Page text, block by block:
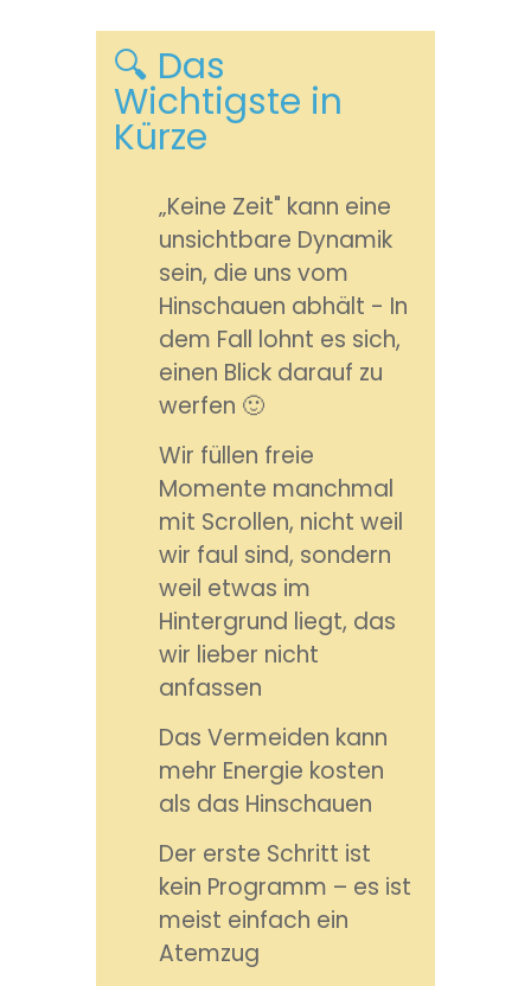
🔍 Das
Wichtigste in
Kürze
„Keine Zeit" kann eine
unsichtbare Dynamik
sein, die uns vom
Hinschauen abhält - In
dem Fall lohnt es sich,
einen Blick darauf zu
werfen 🙂
Wir füllen freie
Momente manchmal
mit Scrollen, nicht weil
wir faul sind, sondern
weil etwas im
Hintergrund liegt, das
wir lieber nicht
anfassen
Das Vermeiden kann
mehr Energie kosten
als das Hinschauen
Der erste Schritt ist
kein Programm – es ist
meist einfach ein
Atemzug